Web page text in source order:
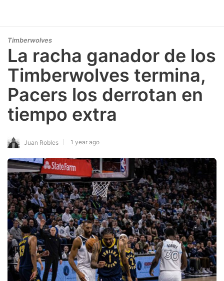
Timberwolves
La racha ganador de los
Timberwolves termina,
Pacers los derrotan en
tiempo extra
Juan Robles 1 year ago